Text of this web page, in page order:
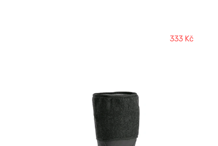
333 Kč